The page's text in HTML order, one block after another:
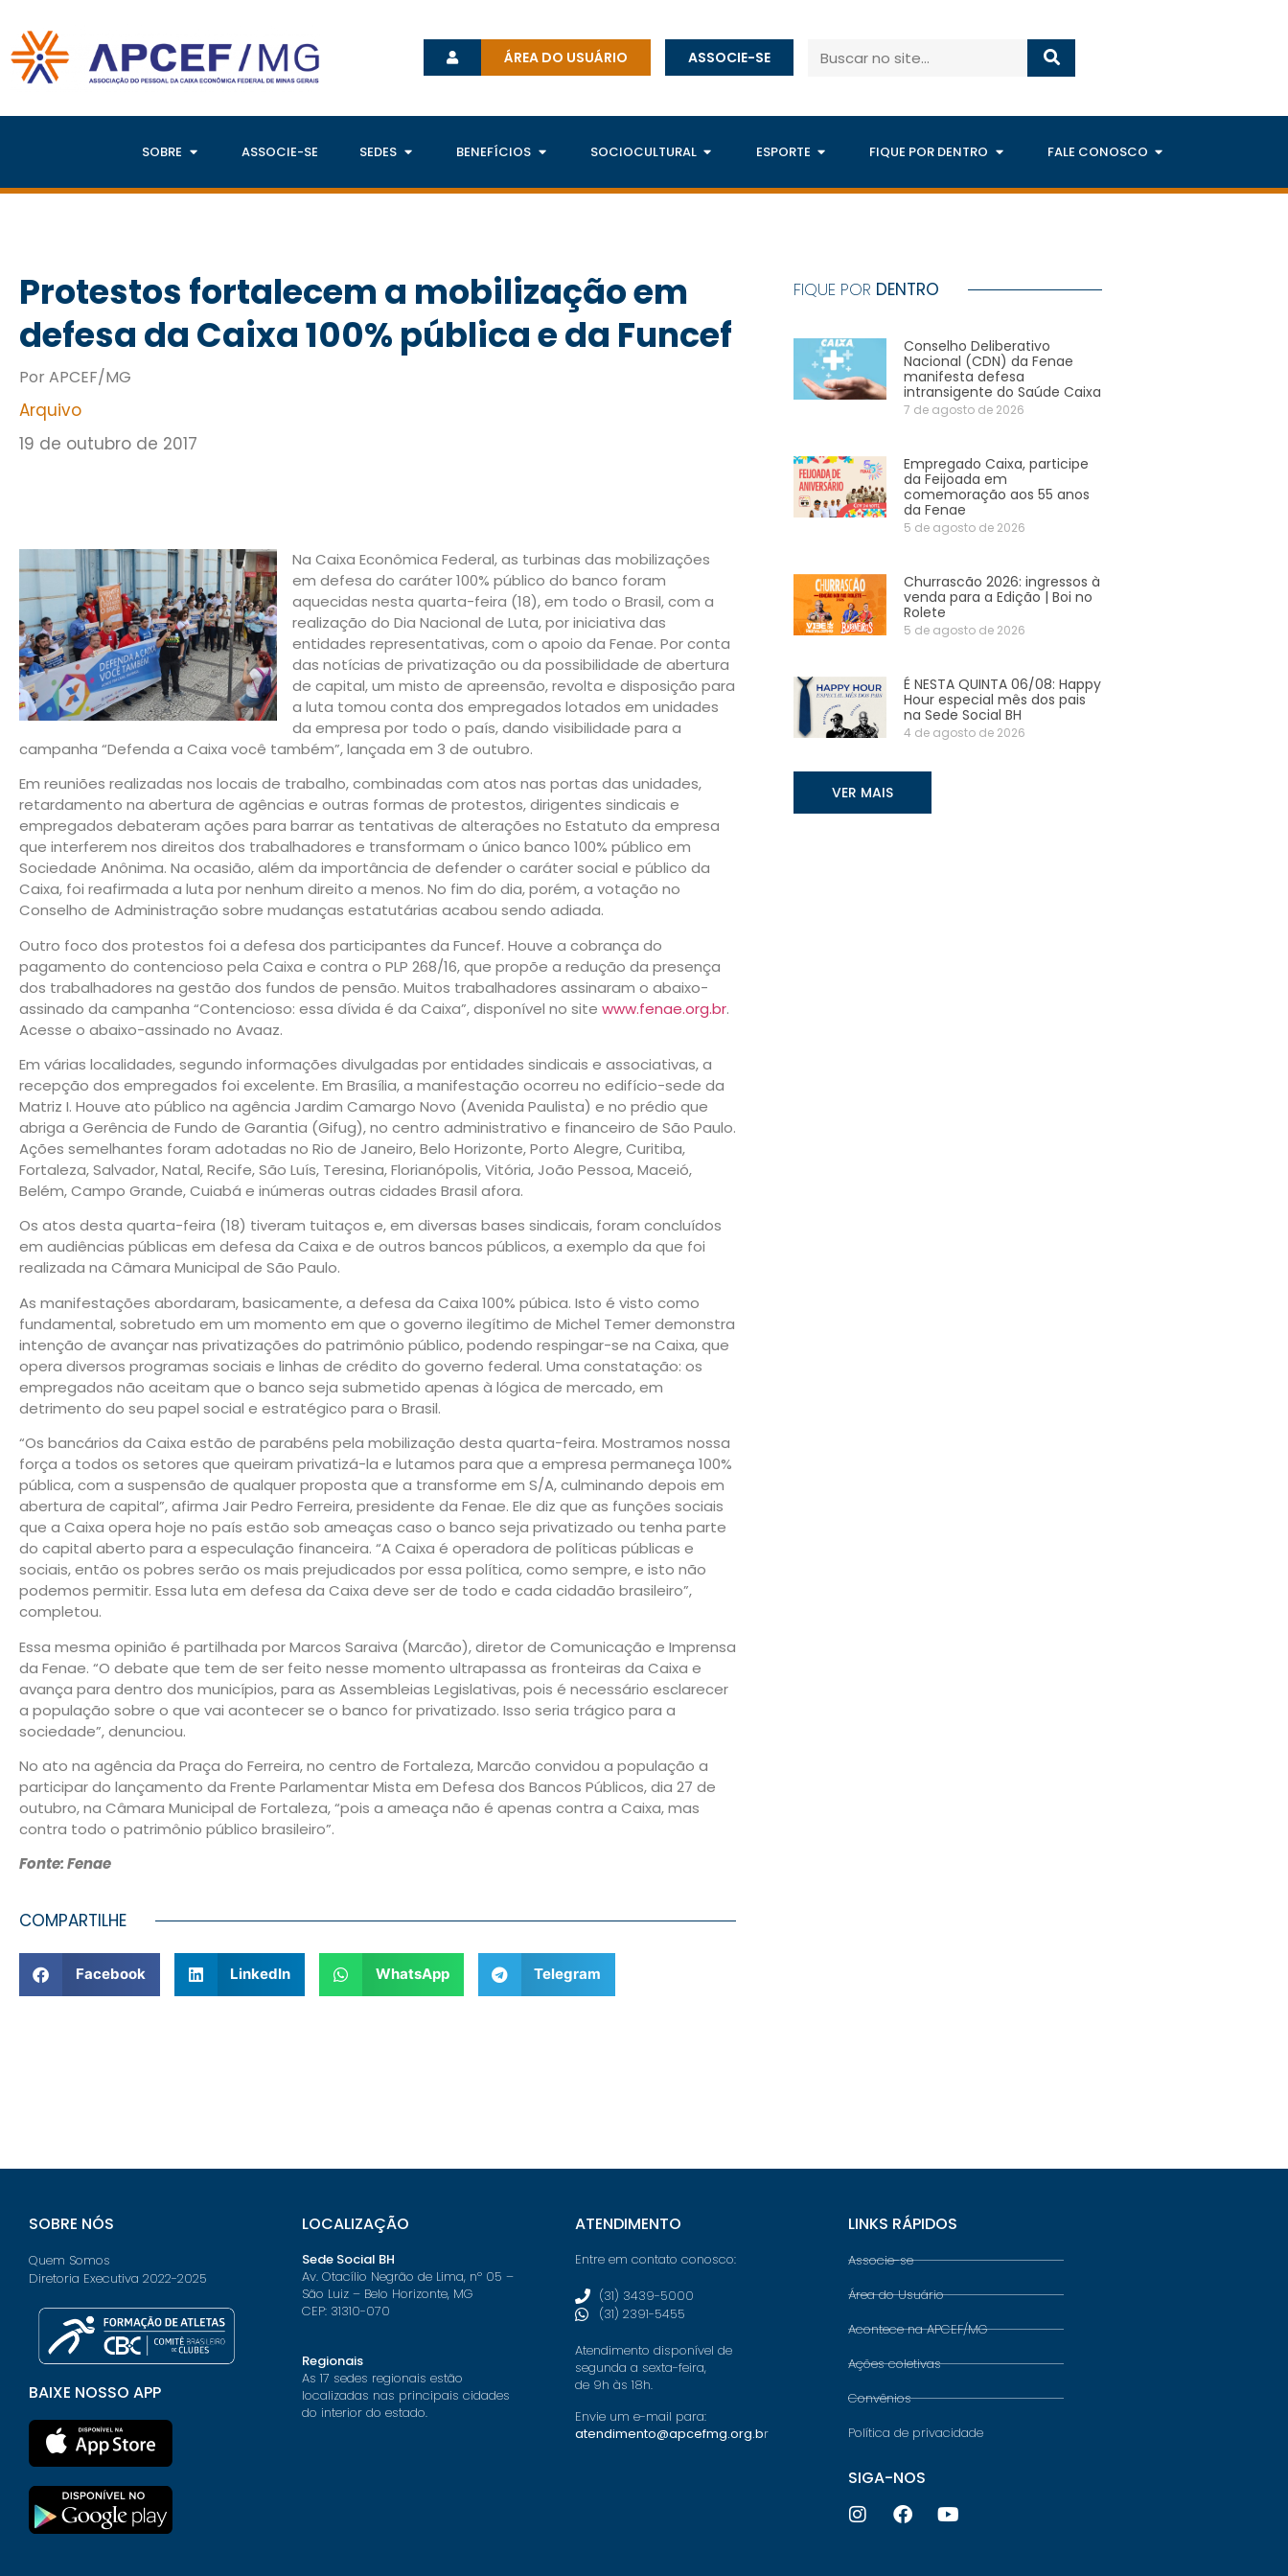
ÁREA DO USUÁRIO ASSOCIE-SE
SOBRE ASSOCIE-SE SEDES BENEFÍCIOS SOCIOCULTURAL ESPORTE FIQUE POR DENTRO FALE CONOSCO
Protestos fortalecem a mobilização em
defesa da Caixa 100% pública e da Funcef
Por APCEF/MG
Arquivo
19 de outubro de 2017
Na Caixa Econômica Federal, as turbinas das mobilizações
em defesa do caráter 100% público do banco foram
aquecidas nesta quarta-feira (18), em todo o Brasil, com a
realização do Dia Nacional de Luta, por iniciativa das
entidades representativas, com o apoio da Fenae. Por conta
das notícias de privatização ou da possibilidade de abertura
de capital, um misto de apreensão, revolta e disposição para
a luta tomou conta dos empregados lotados em unidades
da empresa por todo o país, dando visibilidade para a
campanha “Defenda a Caixa você também”, lançada em 3 de outubro.
Em reuniões realizadas nos locais de trabalho, combinadas com atos nas portas das unidades,
retardamento na abertura de agências e outras formas de protestos, dirigentes sindicais e
empregados debateram ações para barrar as tentativas de alterações no Estatuto da empresa
que interferem nos direitos dos trabalhadores e transformam o único banco 100% público em
Sociedade Anônima. Na ocasião, além da importância de defender o caráter social e público da
Caixa, foi reafirmada a luta por nenhum direito a menos. No fim do dia, porém, a votação no
Conselho de Administração sobre mudanças estatutárias acabou sendo adiada.
Outro foco dos protestos foi a defesa dos participantes da Funcef. Houve a cobrança do
pagamento do contencioso pela Caixa e contra o PLP 268/16, que propõe a redução da presença
dos trabalhadores na gestão dos fundos de pensão. Muitos trabalhadores assinaram o abaixo-
assinado da campanha “Contencioso: essa dívida é da Caixa”, disponível no site www.fenae.org.br.
Acesse o abaixo-assinado no Avaaz.
Em várias localidades, segundo informações divulgadas por entidades sindicais e associativas, a
recepção dos empregados foi excelente. Em Brasília, a manifestação ocorreu no edifício-sede da
Matriz I. Houve ato público na agência Jardim Camargo Novo (Avenida Paulista) e no prédio que
abriga a Gerência de Fundo de Garantia (Gifug), no centro administrativo e financeiro de São Paulo.
Ações semelhantes foram adotadas no Rio de Janeiro, Belo Horizonte, Porto Alegre, Curitiba,
Fortaleza, Salvador, Natal, Recife, São Luís, Teresina, Florianópolis, Vitória, João Pessoa, Maceió,
Belém, Campo Grande, Cuiabá e inúmeras outras cidades Brasil afora.
Os atos desta quarta-feira (18) tiveram tuitaços e, em diversas bases sindicais, foram concluídos
em audiências públicas em defesa da Caixa e de outros bancos públicos, a exemplo da que foi
realizada na Câmara Municipal de São Paulo.
As manifestações abordaram, basicamente, a defesa da Caixa 100% púbica. Isto é visto como
fundamental, sobretudo em um momento em que o governo ilegítimo de Michel Temer demonstra
intenção de avançar nas privatizações do patrimônio público, podendo respingar-se na Caixa, que
opera diversos programas sociais e linhas de crédito do governo federal. Uma constatação: os
empregados não aceitam que o banco seja submetido apenas à lógica de mercado, em
detrimento do seu papel social e estratégico para o Brasil.
“Os bancários da Caixa estão de parabéns pela mobilização desta quarta-feira. Mostramos nossa
força a todos os setores que queiram privatizá-la e lutamos para que a empresa permaneça 100%
pública, com a suspensão de qualquer proposta que a transforme em S/A, culminando depois em
abertura de capital”, afirma Jair Pedro Ferreira, presidente da Fenae. Ele diz que as funções sociais
que a Caixa opera hoje no país estão sob ameaças caso o banco seja privatizado ou tenha parte
do capital aberto para a especulação financeira. “A Caixa é operadora de políticas públicas e
sociais, então os pobres serão os mais prejudicados por essa política, como sempre, e isto não
podemos permitir. Essa luta em defesa da Caixa deve ser de todo e cada cidadão brasileiro”,
completou.
Essa mesma opinião é partilhada por Marcos Saraiva (Marcão), diretor de Comunicação e Imprensa
da Fenae. “O debate que tem de ser feito nesse momento ultrapassa as fronteiras da Caixa e
avança para dentro dos municípios, para as Assembleias Legislativas, pois é necessário esclarecer
a população sobre o que vai acontecer se o banco for privatizado. Isso seria trágico para a
sociedade”, denunciou.
No ato na agência da Praça do Ferreira, no centro de Fortaleza, Marcão convidou a população a
participar do lançamento da Frente Parlamentar Mista em Defesa dos Bancos Públicos, dia 27 de
outubro, na Câmara Municipal de Fortaleza, “pois a ameaça não é apenas contra a Caixa, mas
contra todo o patrimônio público brasileiro”.
Fonte: Fenae
COMPARTILHE
Facebook LinkedIn WhatsApp Telegram
FIQUE POR DENTRO
Conselho Deliberativo
Nacional (CDN) da Fenae
manifesta defesa
intransigente do Saúde Caixa
7 de agosto de 2026
Empregado Caixa, participe
da Feijoada em
comemoração aos 55 anos
da Fenae
5 de agosto de 2026
Churrascão 2026: ingressos à
venda para a Edição | Boi no
Rolete
5 de agosto de 2026
É NESTA QUINTA 06/08: Happy
Hour especial mês dos pais
na Sede Social BH
4 de agosto de 2026
VER MAIS
SOBRE NÓS
Quem Somos
Diretoria Executiva 2022-2025
BAIXE NOSSO APP
LOCALIZAÇÃO
Sede Social BH
Av. Otacílio Negrão de Lima, nº 05 –
São Luiz – Belo Horizonte, MG
CEP: 31310-070
Regionais
As 17 sedes regionais estão
localizadas nas principais cidades
do interior do estado.
ATENDIMENTO
Entre em contato conosco:
(31) 3439-5000
(31) 2391-5455
Atendimento disponível de
segunda a sexta-feira,
de 9h às 18h.
Envie um e-mail para:
atendimento@apcefmg.org.br
LINKS RÁPIDOS
Associe-se
Área do Usuário
Acontece na APCEF/MG
Ações coletivas
Convênios
Política de privacidade
SIGA-NOS